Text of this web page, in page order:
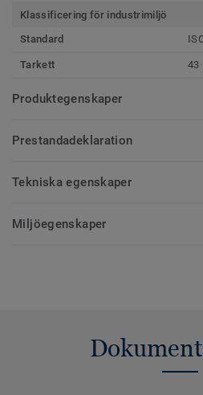
Klassificering för industrimiljö
Standard
Tarkett 43
Produktegenskaper
Prestandadeklaration
Tekniska egenskaper
Miljöegenskaper